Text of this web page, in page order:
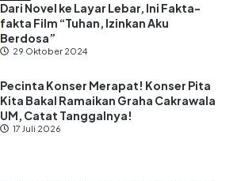
Dari Novel ke Layar Lebar, Ini Fakta-
fakta Film “Tuhan, Izinkan Aku
Berdosa”
29 Oktober 2024
Pecinta Konser Merapat! Konser Pita
Kita Bakal Ramaikan Graha Cakrawala
UM, Catat Tanggalnya!
17 Juli 2026